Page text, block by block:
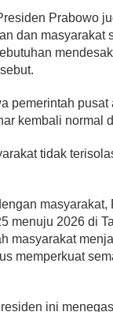
Prabowo
dan masyarakat
pemerintah
kembali normal
tidak
menuju 2026 di
masyarakat
memperkuat
ini